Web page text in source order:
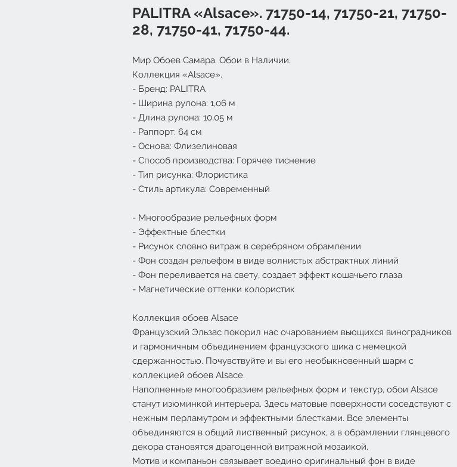
PALITRA «Alsace». 71750-14, 71750-21, 71750-
28, 71750-41, 71750-44.
Мир Обоев Самара. Обои в Наличии.
Коллекция «Alsace».
- Бренд: PALITRA
- Ширина рулона: 1,06 м
- Длина рулона: 10,05 м
- Раппорт: 64 см
- Основа: Флизелиновая
- Способ производства: Горячее тиснение
- Тип рисунка: Флористика
- Стиль артикула: Современный
- Многообразие рельефных форм
- Эффектные блестки
- Рисунок словно витраж в серебряном обрамлении
- Фон создан рельефом в виде волнистых абстрактных линий
- Фон переливается на свету, создает эффект кошачьего глаза
- Магнетические оттенки колористик
Коллекция обоев Alsace
Французский Эльзас покорил нас очарованием вьющихся виноградников
и гармоничным объединением французского шика с немецкой
сдержанностью. Почувствуйте и вы его необыкновенный шарм с
коллекцией обоев Alsace.
Наполненные многообразием рельефных форм и текстур, обои Alsace
станут изюминкой интерьера. Здесь матовые поверхности соседствуют с
нежным перламутром и эффектными блестками. Все элементы
объединяются в общий лиственный рисунок, а в обрамлении глянцевого
декора становятся драгоценной витражной мозаикой.
Мотив и компаньон связывает воедино оригинальный фон в виде